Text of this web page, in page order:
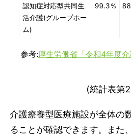
認知症対応型共同生
活介護(グループホー
ム)
99.3％
参考:厚生労働省「令和4年度
(統計表第
介護療養型医療施設が全体の
ることが確認できます。また